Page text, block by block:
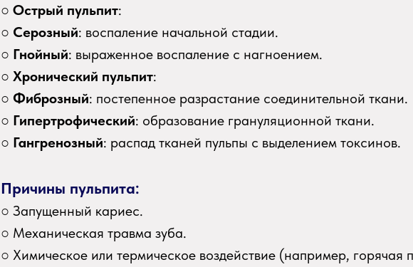
○ Острый пульпит:
○ Серозный: воспаление начальной стадии.
○ Гнойный: выраженное воспаление с нагноением.
○ Хронический пульпит:
○ Фиброзный: постепенное разрастание соединительной ткани.
○ Гипертрофический: образование грануляционной ткани.
○ Гангренозный: распад тканей пульпы с выделением токсинов.
Причины пульпита:
○ Запущенный кариес.
○ Механическая травма зуба.
○ Химическое или термическое воздействие (например, горячая